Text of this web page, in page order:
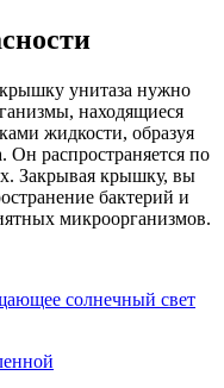
унитаза нужно
находящиеся
жидкости, образуя
Он распространяется по
Закрывая крышку, вы
бактерий и
микроорганизмов.
солнечный свет